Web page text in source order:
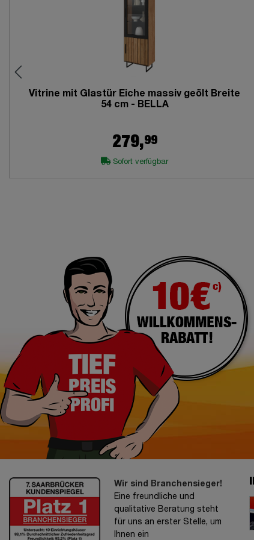
Vitrine mit Glastür Eiche massiv geölt Breite
54 cm - BELLA
279,99
Sofort verfügbar
Wir sind Branchensieger!
Eine freundliche und
qualitative Beratung steht
für uns an erster Stelle, um
Ihnen ein